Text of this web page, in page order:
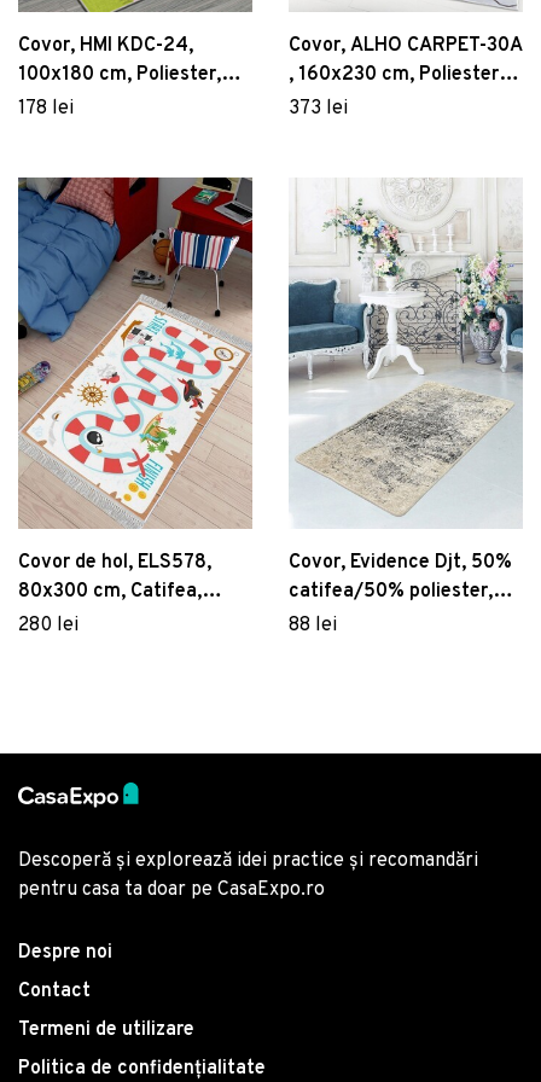
Covor, HMI KDC-24,
100x180 cm, Poliester,
Multicolor
178 lei
Covor, ALHO CARPET-30A
, 160x230 cm, Poliester,
Multicolor
373 lei
Covor de hol, ELS578,
80x300 cm, Catifea,
Multicolor
280 lei
Covor, Evidence Djt, 50%
catifea/50% poliester,
Multicolor
88 lei
Descoperă și explorează idei practice și recomandări
pentru casa ta doar pe CasaExpo.ro
Despre noi
Contact
Termeni de utilizare
Politica de confidențialitate